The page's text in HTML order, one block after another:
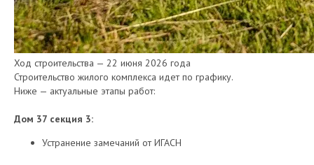
Ход строительства — 22 июня 2026 года
Строительство жилого комплекса идет по графику.
Ниже — актуальные этапы работ:
Дом 37 секция 3:
Устранение замечаний от ИГАСН